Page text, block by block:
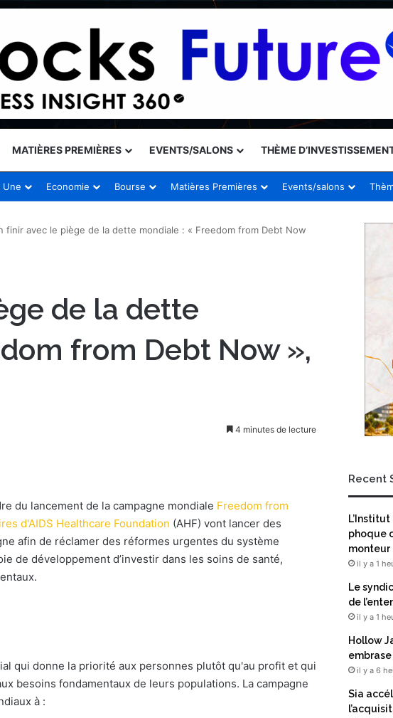
MATIÈRES PREMIÈRES EVENTS/SALONS THÈME
Une Economie Bourse Matières Premières Events/salons
finir avec le piège de la dette mondiale : « Freedom from Debt Now
de la dette
from Debt Now »,
4 minutes de lecture
du lancement de la campagne mondiale Freedom from
d'AIDS Healthcare Foundation (AHF) vont lancer des
afin de réclamer des réformes urgentes du système
de développement d’investir dans les soins de santé,
qui donne la priorité aux personnes plutôt qu'au profit et qui
besoins fondamentaux de leurs populations. La campagne
à :
Recent
phoque
monteur
il y a 1
Le
de
il y a 1
Hollow
il y a 6
Sia